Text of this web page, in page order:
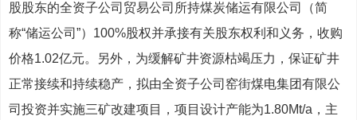
股股东的全资子公司贸易公司所持煤炭储运有限公司（简
称“储运公司”）100%股权并承接有关股东权利和义务，收购
价格1.02亿元。另外，为缓解矿井资源枯竭压力，保证矿井
正常接续和持续稳产，拟由全资子公司窑街煤电集团有限公
司投资并实施三矿改建项目，项目设计产能为1.80Mt/a，主